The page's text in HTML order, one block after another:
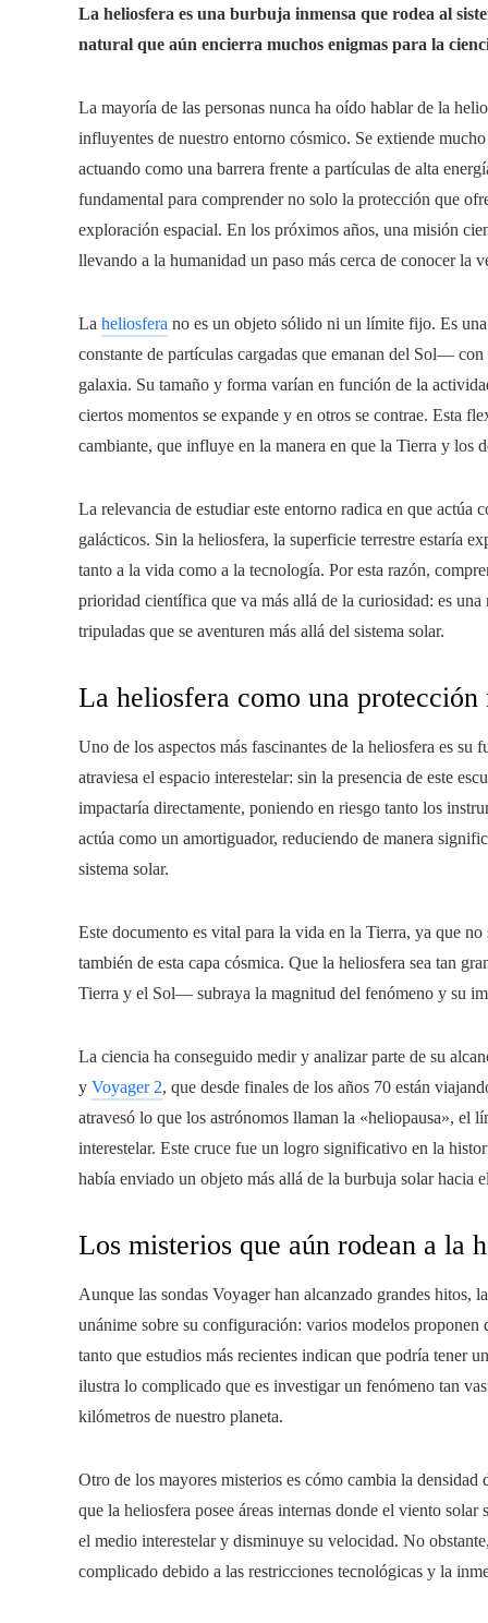
La heliosfera es una burbuja inmensa que rodea al
natural que aún encierra muchos enigmas para la
La mayoría de las personas nunca ha oído hablar de la
influyentes de nuestro entorno cósmico. Se extiende
actuando como una barrera frente a partículas de alta
fundamental para comprender no solo la protección que
exploración espacial. En los próximos años, una misión
llevando a la humanidad un paso más cerca de conocer la
La heliosfera no es un objeto sólido ni un límite fijo. Es
constante de partículas cargadas que emanan del Sol—
galaxia. Su tamaño y forma varían en función de la
ciertos momentos se expande y en otros se contrae. Esta
cambiante, que influye en la manera en que la Tierra y los
La relevancia de estudiar este entorno radica en que actúa
galácticos. Sin la heliosfera, la superficie terrestre estaría
tanto a la vida como a la tecnología. Por esta razón,
prioridad científica que va más allá de la curiosidad: es
tripuladas que se aventuren más allá del sistema solar.
La heliosfera como una protección
Uno de los aspectos más fascinantes de la heliosfera es
atraviesa el espacio interestelar: sin la presencia de este
impactaría directamente, poniendo en riesgo tanto los
actúa como un amortiguador, reduciendo de manera
sistema solar.
Este documento es vital para la vida en la Tierra, ya que
también de esta capa cósmica. Que la heliosfera sea tan
Tierra y el Sol— subraya la magnitud del fenómeno y su
La ciencia ha conseguido medir y analizar parte de su
y Voyager 2, que desde finales de los años 70 están
atravesó lo que los astrónomos llaman la «heliopausa», el
interestelar. Este cruce fue un logro significativo en la
había enviado un objeto más allá de la burbuja solar hacia
Los misterios que aún rodean a la
Aunque las sondas Voyager han alcanzado grandes
unánime sobre su configuración: varios modelos proponen
tanto que estudios más recientes indican que podría tener
ilustra lo complicado que es investigar un fenómeno tan
kilómetros de nuestro planeta.
Otro de los mayores misterios es cómo cambia la densidad
que la heliosfera posee áreas internas donde el viento
el medio interestelar y disminuye su velocidad. No
complicado debido a las restricciones tecnológicas y la